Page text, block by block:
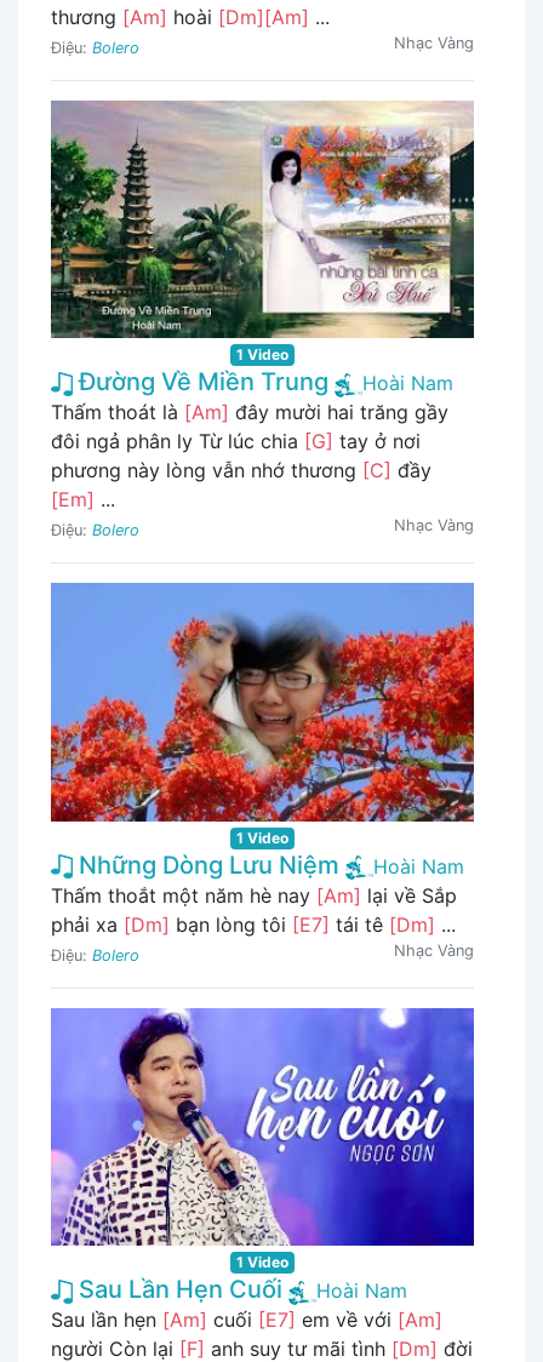
thương [Am] hoài [Dm] [Am] ...
Điệu: Bolero Nhạc Vàng
1 Video
Đường Về Miền Trung
Hoài Nam
Thấm thoát là [Am] đây mười hai trăng gầy
đôi ngả phân ly Từ lúc chia [G] tay ở nơi
phương này lòng vẫn nhớ thương [C] đầy
[Em] ...
Điệu: Bolero Nhạc Vàng
1 Video
Những Dòng Lưu Niệm
Hoài Nam
Thấm thoắt một năm hè nay [Am] lại về Sắp
phải xa [Dm] bạn lòng tôi [E7] tái tê [Dm] ...
Điệu: Bolero Nhạc Vàng
1 Video
Sau Lần Hẹn Cuối
Hoài Nam
Sau lần hẹn [Am] cuối [E7] em về với [Am]
người Còn lại [F] anh suy tư mãi tình [Dm] đời